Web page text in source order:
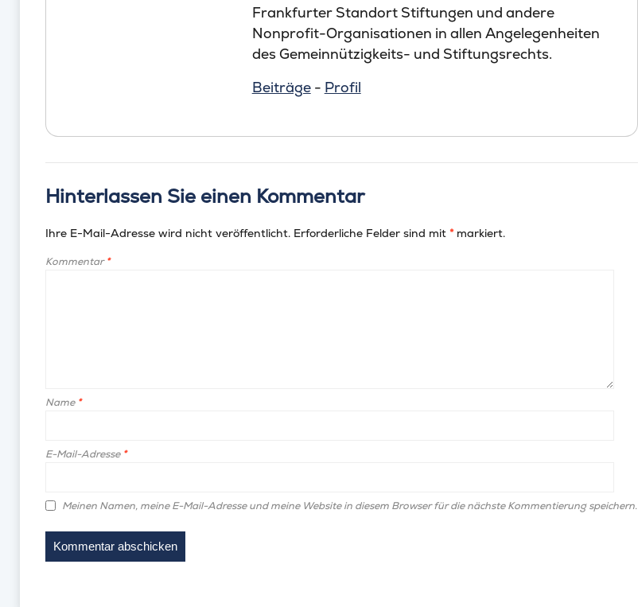
Frankfurter Standort Stiftungen und andere
Nonprofit-Organisationen in allen Angelegenheiten
des Gemeinnützigkeits- und Stiftungsrechts.
Beiträge- Profil
Hinterlassen Sie einen Kommentar
Ihre E-Mail-Adresse wird nicht veröffentlicht. Erforderliche Felder sind mit *markiert.
Kommentar*
Name *
E-Mail-Adresse *
Meinen Namen, meine E-Mail-Adresse und meine Website in diesem Browser für die nächste Kommentierung speichern.